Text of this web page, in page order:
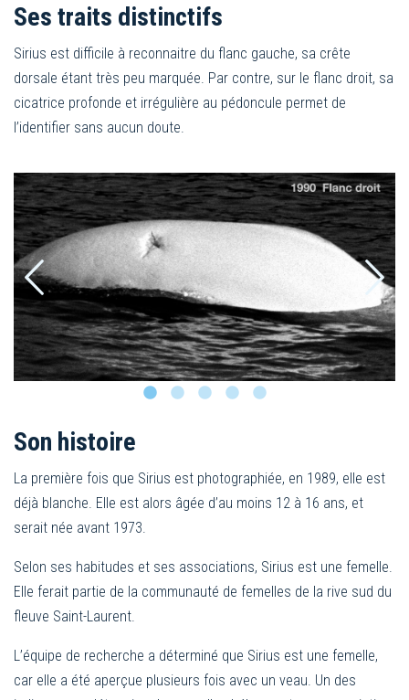
Ses traits distinctifs
Sirius est difficile à reconnaitre du flanc gauche, sa crête
dorsale étant très peu marquée. Par contre, sur le flanc droit, sa
cicatrice profonde et irrégulière au pédoncule permet de
l’identifier sans aucun doute.
Son histoire
La première fois que Sirius est photographiée, en 1989, elle est
déjà blanche. Elle est alors âgée d’au moins 12 à 16 ans, et
serait née avant 1973.
Selon ses habitudes et ses associations, Sirius est une femelle.
Elle ferait partie de la communauté de femelles de la rive sud du
fleuve Saint-Laurent.
L’équipe de recherche a déterminé que Sirius est une femelle,
car elle a été aperçue plusieurs fois avec un veau. Un des